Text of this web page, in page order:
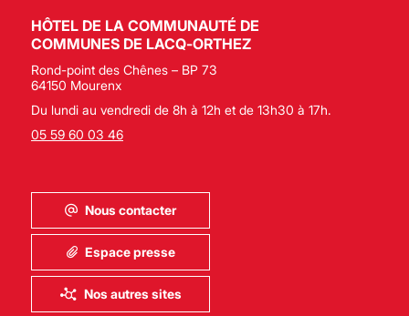
HÔTEL DE LA COMMUNAUTÉ DE
COMMUNES DE LACQ-ORTHEZ
Rond-point des Chênes – BP 73
64150 Mourenx
Du lundi au vendredi de 8h à 12h et de 13h30 à 17h.
05 59 60 03 46
Nous contacter
Espace presse
Nos autres sites